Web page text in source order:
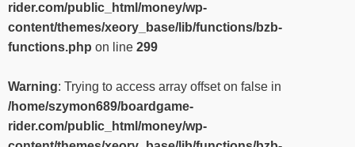
rider.com/public_html/money/wp-
content/themes/xeory_base/lib/functions/bzb-
functions.php on line 299
Warning: Trying to access array offset on false in
/home/szymon689/boardgame-
rider.com/public_html/money/wp-